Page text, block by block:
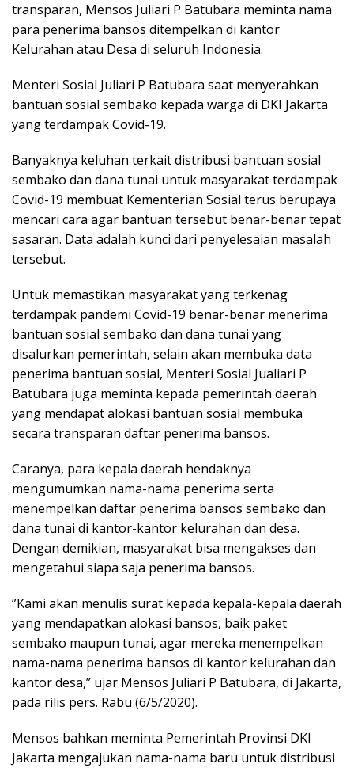
transparan, Mensos Juliari P Batubara meminta nama
para penerima bansos ditempelkan di kantor
Kelurahan atau Desa di seluruh Indonesia.
Menteri Sosial Juliari P Batubara saat menyerahkan
bantuan sosial sembako kepada warga di DKI Jakarta
yang terdampak Covid-19.
Banyaknya keluhan terkait distribusi bantuan sosial
sembako dan dana tunai untuk masyarakat terdampak
Covid-19 membuat Kementerian Sosial terus berupaya
mencari cara agar bantuan tersebut benar-benar tepat
sasaran. Data adalah kunci dari penyelesaian masalah
tersebut.
Untuk memastikan masyarakat yang terkenag
terdampak pandemi Covid-19 benar-benar menerima
bantuan sosial sembako dan dana tunai yang
disalurkan pemerintah, selain akan membuka data
penerima bantuan sosial, Menteri Sosial Jualiari P
Batubara juga meminta kepada pemerintah daerah
yang mendapat alokasi bantuan sosial membuka
secara transparan daftar penerima bansos.
Caranya, para kepala daerah hendaknya
mengumumkan nama-nama penerima serta
menempelkan daftar penerima bansos sembako dan
dana tunai di kantor-kantor kelurahan dan desa.
Dengan demikian, masyarakat bisa mengakses dan
mengetahui siapa saja penerima bansos.
”Kami akan menulis surat kepada kepala-kepala daerah
yang mendapatkan alokasi bansos, baik paket
sembako maupun tunai, agar mereka menempelkan
nama-nama penerima bansos di kantor kelurahan dan
kantor desa,” ujar Mensos Juliari P Batubara, di Jakarta,
pada rilis pers. Rabu (6/5/2020).
Mensos bahkan meminta Pemerintah Provinsi DKI
Jakarta mengajukan nama-nama baru untuk distribusi